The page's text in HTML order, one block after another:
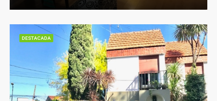
DESTACADA